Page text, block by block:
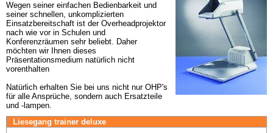
Wegen seiner einfachen Bedienbarkeit und
seiner schnellen, unkomplizierten
Einsatzbereitschaft ist der Overheadprojektor
nach wie vor in Schulen und
Konferenzräumen sehr beliebt. Daher
möchten wir Ihnen dieses
Präsentationsmedium natürlich nicht
vorenthalten
Natürlich erhalten Sie bei uns nicht nur OHP's
für alle Ansprüche, sondern auch Ersatzteile
und -lampen.
Liesegang trainer deluxe